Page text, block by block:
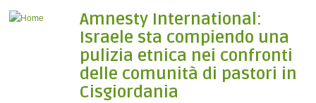
Amnesty International:
Israele sta compiendo una
pulizia etnica nei confronti
delle comunità di pastori in
Cisgiordania